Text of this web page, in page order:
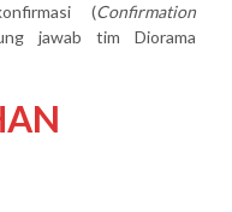
(Confirmation
jawab tim Diorama